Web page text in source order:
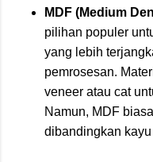
MDF (Medium
pilihan populer
yang lebih
pemrosesan.
veneer atau cat
Namun, MDF
dibandingkan